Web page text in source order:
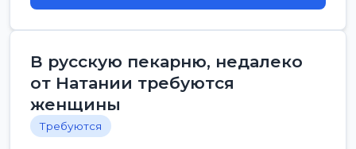
В русскую пекарню, недалеко
от Натании требуются
женщины
Требуются